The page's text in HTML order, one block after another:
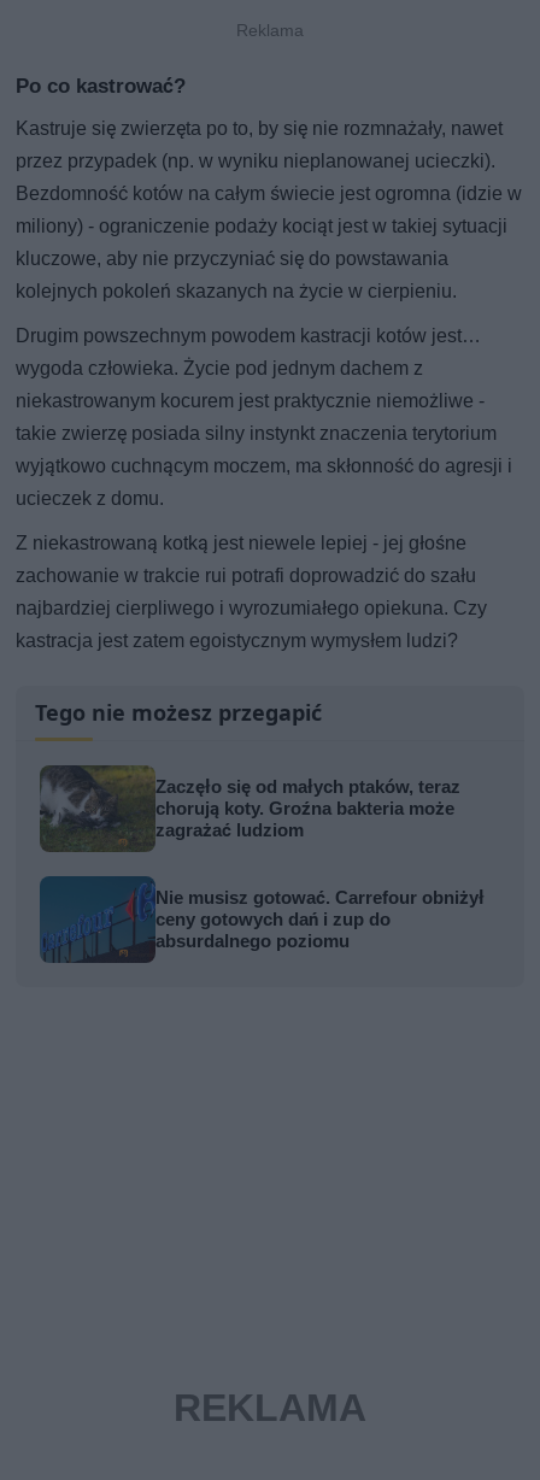
Po co kastrować?
Kastruje się zwierzęta po to, by się nie rozmnażały, nawet
przez przypadek (np. w wyniku nieplanowanej ucieczki).
Bezdomność kotów na całym świecie jest ogromna (idzie w
miliony) - ograniczenie podaży kociąt jest w takiej sytuacji
kluczowe, aby nie przyczyniać się do powstawania
kolejnych pokoleń skazanych na życie w cierpieniu.
Drugim powszechnym powodem kastracji kotów jest…
wygoda człowieka. Życie pod jednym dachem z
niekastrowanym kocurem jest praktycznie niemożliwe -
takie zwierzę posiada silny instynkt znaczenia terytorium
wyjątkowo cuchnącym moczem, ma skłonność do agresji i
ucieczek z domu.
Z niekastrowaną kotką jest niewele lepiej - jej głośne
zachowanie w trakcie rui potrafi doprowadzić do szału
najbardziej cierpliwego i wyrozumiałego opiekuna. Czy
kastracja jest zatem egoistycznym wymysłem ludzi?
Tego nie możesz przegapić
Zaczęło się od małych ptaków, teraz
chorują koty. Groźna bakteria może
zagrażać ludziom
Nie musisz gotować. Carrefour obniżył
ceny gotowych dań i zup do
absurdalnego poziomu